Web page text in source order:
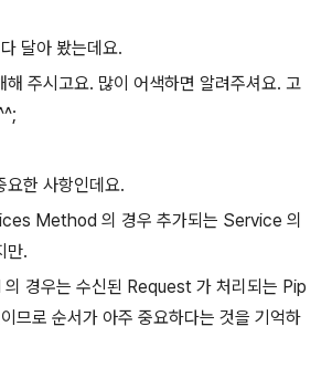
달아 봤는데요.
해 주시고요. 많이 어색하면 알려주셔요. 고
요한 사항인데요.
Method 의 경우 추가되는 Service 의
만.
경우는 수신된 Request 가 처리되는 Pip
므로 순서가 아주 중요하다는 것을 기억하